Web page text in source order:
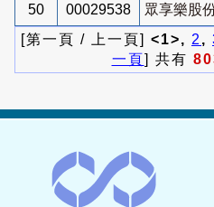
50 00029538
眾享樂股
[第一頁 / 上一頁] <1>, 2 ,
一頁] 共有